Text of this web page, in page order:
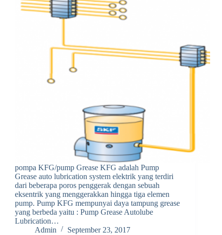
pompa KFG/pump Grease KFG adalah Pump
Grease auto lubrication system elektrik yang terdiri
dari beberapa poros penggerak dengan sebuah
eksentrik yang menggerakkan hingga tiga elemen
pump. Pump KFG mempunyai daya tampung grease
yang berbeda yaitu : Pump Grease Autolube
Lubrication…
Admin
September 23, 2017